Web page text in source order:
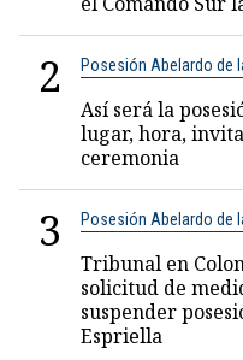
2 Posesión Abelardo de
Así será la
lugar, hora,
ceremonia
3 Posesión Abelardo de
Tribunal en
solicitud de
suspender
Espriella